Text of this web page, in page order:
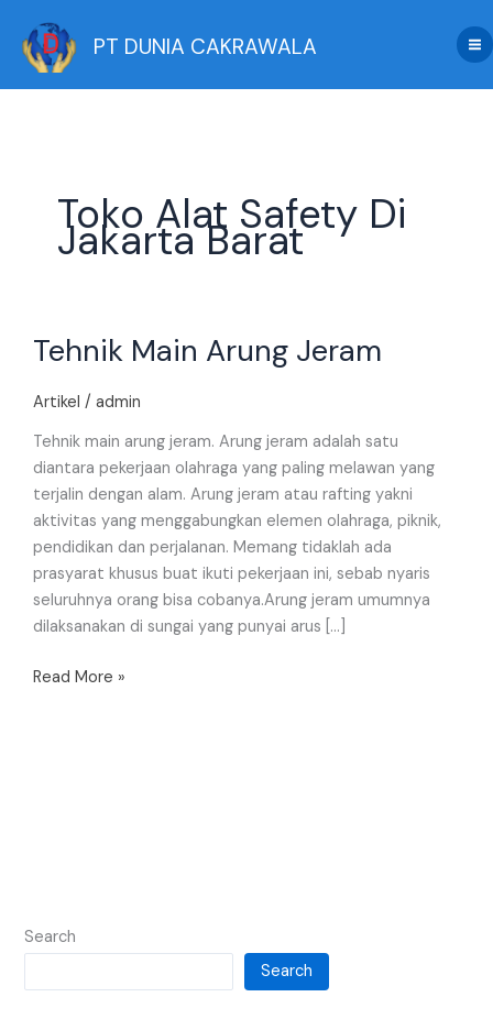
content
PT DUNIA CAKRAWALA
Toko Alat Safety Di
Jakarta Barat
Tehnik Main Arung Jeram
Artikel / admin
Tehnik main arung jeram. Arung jeram adalah satu
diantara pekerjaan olahraga yang paling melawan yang
terjalin dengan alam. Arung jeram atau rafting yakni
aktivitas yang menggabungkan elemen olahraga, piknik,
pendidikan dan perjalanan. Memang tidaklah ada
prasyarat khusus buat ikuti pekerjaan ini, sebab nyaris
seluruhnya orang bisa cobanya.Arung jeram umumnya
dilaksanakan di sungai yang punyai arus […]
Main
Jeram
Read More »
Search
Search